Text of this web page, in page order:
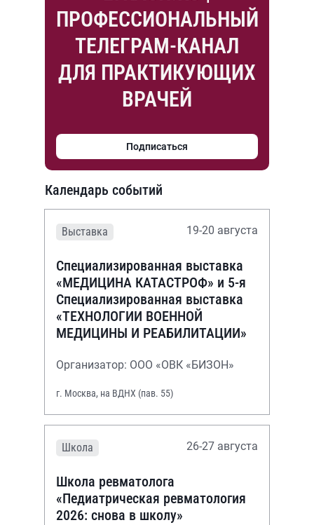
ПРОФЕССИОНАЛЬНЫЙ
ТЕЛЕГРАМ-КАНАЛ
ДЛЯ ПРАКТИКУЮЩИХ
ВРАЧЕЙ
Подписаться
Календарь событий
Выставка 19-20 августа
Специализированная выставка
«МЕДИЦИНА КАТАСТРОФ» и 5-я
Специализированная выставка
«ТЕХНОЛОГИИ ВОЕННОЙ
МЕДИЦИНЫ И РЕАБИЛИТАЦИИ»
Организатор: ООО «ОВК «БИЗОН»
г. Москва, на ВДНХ (пав. 55)
Школа 26-27 августа
Школа ревматолога
«Педиатрическая ревматология
2026: снова в школу»